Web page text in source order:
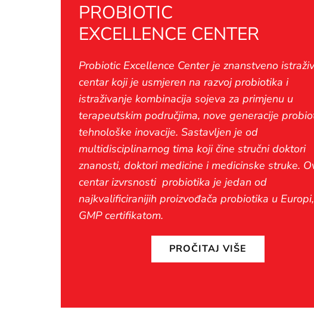
PROBIOTIC
EXCELLENCE CENTER
Probiotic Excellence Center je znanstveno
centar koji je usmjeren na razvoj probiotika i
istraživanje kombinacija sojeva za primjenu u
terapeutskim područjima, nove generacije
tehnološke inovacije. Sastavljen je od
multidisciplinarnog tima koji čine stručni doktori
znanosti, doktori medicine i medicinske struke.
centar izvrsnosti probiotika je jedan od
najkvalificiranijih proizvođača probiotika u
GMP certifikatom.
PROČITAJ VIŠE